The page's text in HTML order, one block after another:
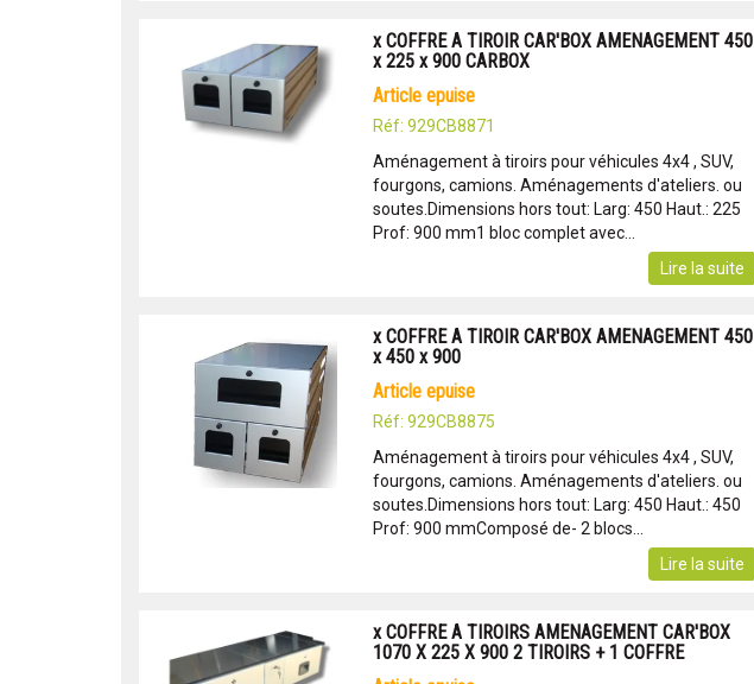
x COFFRE A TIROIR CAR'BOX AMENAGEMENT 450
x 225 x 900 CARBOX
article epuise
Réf: 929CB8871
Aménagement à tiroirs pour véhicules 4x4 , SUV,
fourgons, camions. Aménagements d'ateliers. ou
soutes.Dimensions hors tout: Larg: 450 Haut.: 225
Prof: 900 mm1 bloc complet avec...
Lire la suite
x COFFRE A TIROIR CAR'BOX AMENAGEMENT 450
x 450 x 900
article epuise
Réf: 929CB8875
Aménagement à tiroirs pour véhicules 4x4 , SUV,
fourgons, camions. Aménagements d'ateliers. ou
soutes.Dimensions hors tout: Larg: 450 Haut.: 450
Prof: 900 mmComposé de- 2 blocs...
Lire la suite
x COFFRE A TIROIRS AMENAGEMENT CAR'BOX
1070 X 225 X 900 2 TIROIRS + 1 COFFRE